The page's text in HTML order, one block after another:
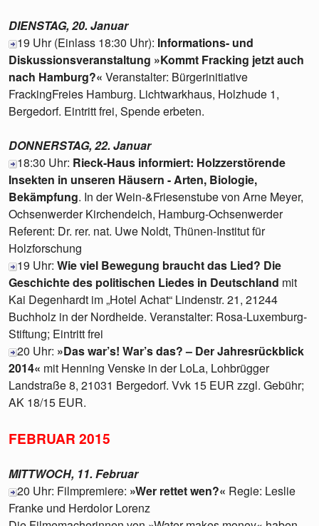
DIENSTAG, 20. Januar
19 Uhr (Einlass 18:30 Uhr): Informations- und
Diskussionsveranstaltung »Kommt Fracking jetzt auch
nach Hamburg?« Veranstalter: Bürgerinitiative
FrackingFreies Hamburg. Lichtwarkhaus, Holzhude 1,
Bergedorf. Eintritt frei, Spende erbeten.
DONNERSTAG, 22. Januar
18:30 Uhr: Rieck-Haus informiert: Holzzerstörende
Insekten in unseren Häusern - Arten, Biologie,
Bekämpfung. In der Wein-&Friesenstube von Arne Meyer,
Ochsenwerder Kirchendeich, Hamburg-Ochsenwerder
Referent: Dr. rer. nat. Uwe Noldt, Thünen-Institut für
Holzforschung
19 Uhr: Wie viel Bewegung braucht das Lied? Die
Geschichte des politischen Liedes in Deutschland mit
Kai Degenhardt im „Hotel Achat“ Lindenstr. 21, 21244
Buchholz in der Nordheide. Veranstalter: Rosa-Luxemburg-
Stiftung; Eintritt frei
20 Uhr: »Das war’s! War’s das? – Der Jahresrückblick
2014« mit Henning Venske in der LoLa, Lohbrügger
Landstraße 8, 21031 Bergedorf. Vvk 15 EUR zzgl. Gebühr;
AK 18/15 EUR.
FEBRUAR 2015
MITTWOCH, 11. Februar
20 Uhr: Filmpremiere: »Wer rettet wen?« Regie: Leslie
Franke und Herdolor Lorenz